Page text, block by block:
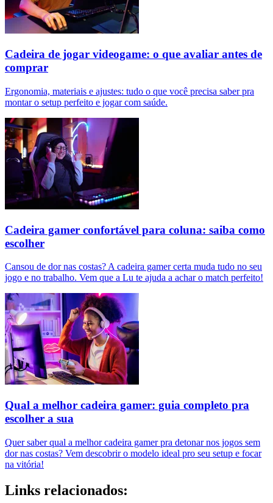
Cadeira de jogar videogame: o que avaliar antes de
comprar
Ergonomia, materiais e ajustes: tudo o que você precisa saber pra
montar o setup perfeito e jogar com saúde.
Cadeira gamer confortável para coluna: saiba como
escolher
Cansou de dor nas costas? A cadeira gamer certa muda tudo no seu
jogo e no trabalho. Vem que a Lu te ajuda a achar o match perfeito!
Qual a melhor cadeira gamer: guia completo pra
escolher a sua
Quer saber qual a melhor cadeira gamer pra detonar nos jogos sem
dor nas costas? Vem descobrir o modelo ideal pro seu setup e focar
na vitória!
Links relacionados: